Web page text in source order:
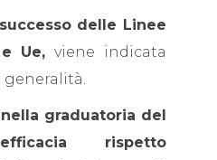
delle Linee
Ue, viene indicata
generalità.
graduatoria del
rispetto